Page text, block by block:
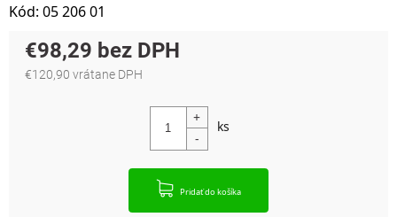
€98,29
€120,90 vrátane DPH
Pridať do košíka
Kód: 05 206 01